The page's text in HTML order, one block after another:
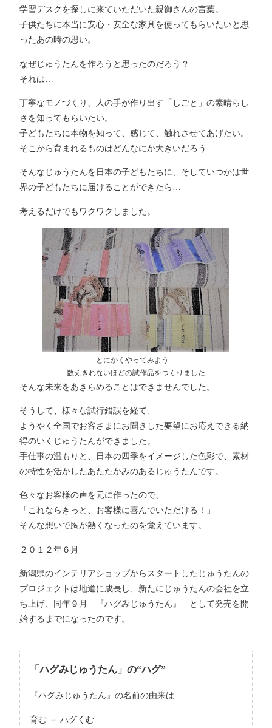
学習デスクを探しに来ていただいた親御さんの言葉。
子供たちに本当に安心・安全な家具を使ってもらいたいと思
ったあの時の思い。
なぜじゅうたんを作ろうと思ったのだろう？
それは…
丁寧なモノづくり、人の手が作り出す「しごと」の素晴らし
さを知ってもらいたい。
子どもたちに本物を知って、感じて、触れさせてあげたい。
そこから育まれるものはどんなにか大きいだろう…
そんなじゅうたんを日本の子どもたちに、そしていつかは世
界の子どもたちに届けることができたら…
考えるだけでもワクワクしました。
とにかくやってみよう…
数えきれないほどの試作品をつくりました
そんな未来をあきらめることはできませんでした。
そうして、様々な試行錯誤を経て、
ようやく全国でお客さまにお聞きした要望にお応えできる納
得のいくじゅうたんができました。
手仕事の温もりと、日本の四季をイメージした色彩で、素材
の特性を活かしたあたたかみのあるじゅうたんです。
色々なお客様の声を元に作ったので、
「これならきっと、お客様に喜んでいただける！」
そんな想いで胸が熱くなったのを覚えています。
２０１２年６月
新潟県のインテリアショップからスタートしたじゅうたんの
プロジェクトは地道に成長し、新たにじゅうたんの会社を立
ち上げ、同年９月 『ハグみじゅうたん』 として発売を開
始するまでになったのです。
「ハグみじゅうたん」の“ハグ”
『ハグみじゅうたん』の名前の由来は
育む ＝ ハグくむ